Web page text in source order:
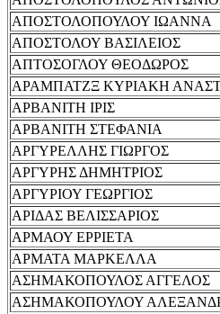
ΑΠΟΣΤΟΛΟΠΟΥΛΟΥ ΙΩΑΝΝΑ
ΑΠΟΣΤΟΛΟΥ ΒΑΣΙΛΕΙΟΣ
ΑΠΤΟΣΟΓΛΟΥ ΘΕΟΔΩΡΟΣ
ΑΡΑΜΠΑΤΖΞ ΚΥΡΙΑΚΗ
ΑΡΒΑΝΙΤΗ ΙΡΙΣ
ΑΡΒΑΝΙΤΗ ΣΤΕΦΑΝΙΑ
ΑΡΓΥΡΕΛΛΗΣ ΓΙΩΡΓΟΣ
ΑΡΓΥΡΗΣ ΔΗΜΗΤΡΙΟΣ
ΑΡΓΥΡΙΟΥ ΓΕΩΡΓΙΟΣ
ΑΡΙΔΑΣ ΒΕΛΙΣΣΑΡΙΟΣ
ΑΡΜΑΟΥ ΕΡΡΙΕΤΑ
ΑΡΜΑΤΑ ΜΑΡΚΕΛΛΑ
ΑΣΗΜΑΚΟΠΟΥΛΟΣ ΑΓΓΕΛΟΣ
ΑΣΗΜΑΚΟΠΟΥΛΟΥ